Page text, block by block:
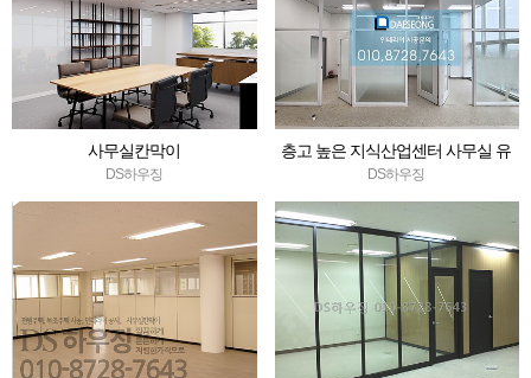
사무실칸막이
DS하우징
층고 높은 지식산업센터 사무실 유
리칸막이
DS하우징